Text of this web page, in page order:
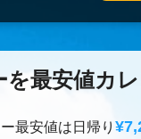
最安値カ
最安値は日帰り